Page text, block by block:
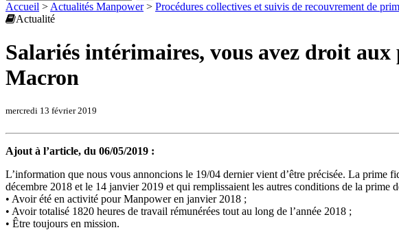
Accueil > Actualités Manpower> Procédures collectives et suivis de recouvrement de
Actualité
Salariés intérimaires, vous avez droit aux
Macron
mercredi 13 février 2019
Ajout à l’article, du 06/05/2019 :
L’information que nous vous annoncions le 19/04 dernier vient d’être précisée. La prime
décembre 2018 et le 14 janvier 2019 et qui remplissaient les autres conditions de la prime
• Avoir été en activité pour Manpower en janvier 2018 ;
• Avoir totalisé 1820 heures de travail rémunérées tout au long de l’année 2018 ;
• Être toujours en mission.